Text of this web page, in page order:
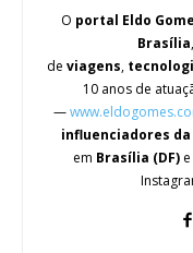
O portal Eldo
Brasília
de viagens,
10 anos de
—
influenciadores
em Brasília (DF)e